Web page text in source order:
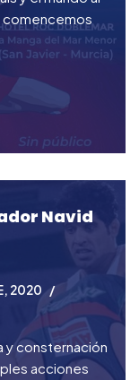
Navid
2020
y consternación
acciones